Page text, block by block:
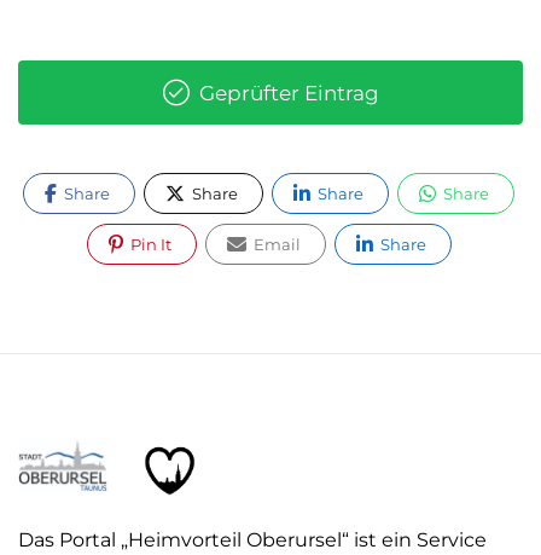
Geprüfter Eintrag
Share Share Share Share
Pin It Email Share
Das Portal „Heimvorteil Oberursel“ ist ein Service